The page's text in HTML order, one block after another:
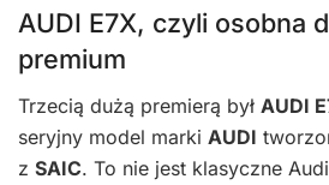
AUDI E7X, czyli osobna
premium
Trzecią dużą premierą był AUDI
seryjny model marki AUDI
z SAIC. To nie jest klasyczne